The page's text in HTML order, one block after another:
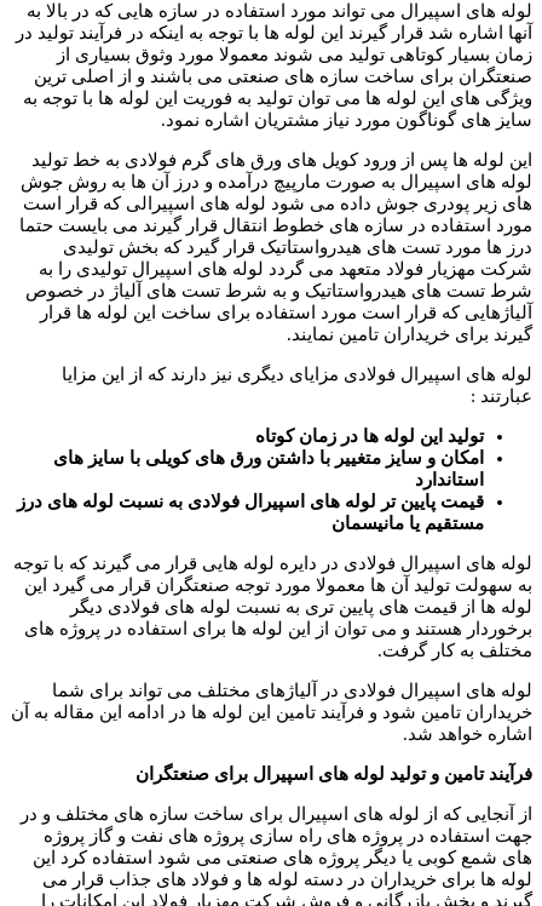
لوله های اسپیرال می تواند مورد استفاده در سازه هایی که در بالا به
آنها اشاره شد قرار گیرند این لوله ها با توجه به اینکه در فرآیند تولید در
زمان بسیار کوتاهی تولید می شوند معمولا مورد وثوق بسیاری از
صنعتگران برای ساخت سازه های صنعتی می باشند و از اصلی ترین
ویژگی های این لوله ها می توان تولید به فوریت این لوله ها با توجه به
سایز های گوناگون مورد نیاز مشتریان اشاره نمود.
این لوله ها پس از ورود کویل های ورق های گرم فولادی به خط تولید
لوله های اسپیرال به صورت مارپیچ درآمده و درز آن ها به روش جوش
های زیر پودری جوش داده می شود لوله های اسپیرالی که قرار است
مورد استفاده در سازه های خطوط انتقال قرار گیرند می بایست حتما
درز ها مورد تست های هیدرواستاتیک قرار گیرد که بخش تولیدی
شرکت مهزیار فولاد متعهد می گردد لوله های اسپیرال تولیدی را به
شرط تست های هیدرواستاتیک و به شرط تست های آلیاژ در خصوص
آلیاژهایی که قرار است مورد استفاده برای ساخت این لوله ها قرار
گیرند برای خریداران تامین نمایند.
لوله های اسپیرال فولادی مزایای دیگری نیز دارند که از این مزایا
عبارتند :
تولید این لوله ها در زمان کوتاه
امکان و سایز متغییر با داشتن ورق های کویلی با سایز های
استاندارد
قیمت پایین تر لوله های اسپیرال فولادی به نسبت لوله های درز
مستقیم یا مانیسمان
لوله های اسپیرال فولادی در دایره لوله هایی قرار می گیرند که با توجه
به سهولت تولید آن ها معمولا مورد توجه صنعتگران قرار می گیرد این
لوله ها از قیمت های پایین تری به نسبت لوله های فولادی دیگر
برخوردار هستند و می توان از این لوله ها برای استفاده در پروژه های
مختلف به کار گرفت.
لوله های اسپیرال فولادی در آلیاژهای مختلف می تواند برای شما
خریداران تامین شود و فرآیند تامین این لوله ها در ادامه این مقاله به آن
اشاره خواهد شد.
فرآیند تامین و تولید لوله های اسپیرال برای صنعتگران
از آنجایی که از لوله های اسپیرال برای ساخت سازه های مختلف و در
جهت استفاده در پروژه های راه سازی پروژه های نفت و گاز پروژه
های شمع کوبی یا دیگر پروژه های صنعتی می شود استفاده کرد این
لوله ها برای خریداران در دسته لوله ها و فولاد های جذاب قرار می
گیرند و بخش بازرگانی و فروش شرکت مهزیار فولاد این امکانات را